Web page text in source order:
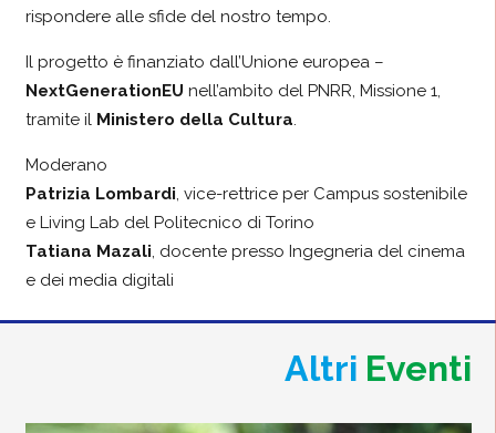
rispondere alle sfide del nostro tempo.
Il progetto è finanziato dall’Unione europea –
NextGenerationEU nell’ambito del PNRR, Missione 1,
tramite il Ministero della Cultura.
Moderano
Patrizia Lombardi, vice-rettrice per Campus sostenibile
e Living Lab del Politecnico di Torino
Tatiana Mazali, docente presso Ingegneria del cinema
e dei media digitali
Altri Eventi